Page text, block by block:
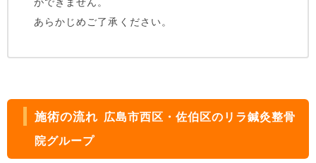
あらかじめご了承ください。
施術の流れ 広島市西区・佐伯区のリラ鍼灸整骨
院グループ